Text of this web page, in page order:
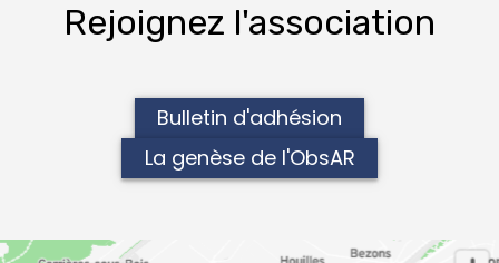
Rejoignez l'association
Bulletin d'adhésion
La genèse de l'ObsAR